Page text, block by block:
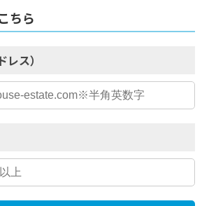
ちら
ス）